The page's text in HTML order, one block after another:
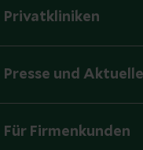
Privatkliniken
Presse und
Für Firmenkunden